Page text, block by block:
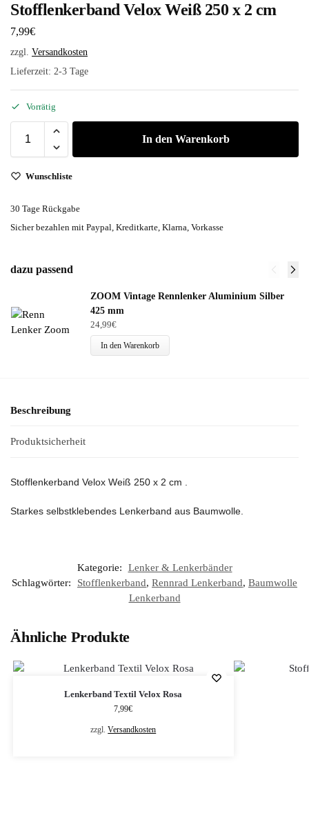
Stofflenkerband Velox Weiß 250 x 2 cm
7,99€
zzgl. Versandkosten
Lieferzeit: 2-3 Tage
Vorrätig
In den Warenkorb
Wunschliste
30 Tage Rückgabe
Sicher bezahlen mit Paypal, Kreditkarte, Klarna, Vorkasse
dazu passend
ZOOM Vintage Rennlenker Aluminium Silber
425 mm
24,99€
In den Warenkorb
Beschreibung
Produktsicherheit
Stofflenkerband Velox Weiß 250 x 2 cm .
Starkes selbstklebendes Lenkerband aus Baumwolle.
Kategorie:
Lenker & Lenkerbänder
Schlagwörter:
Stofflenkerband, Rennrad Lenkerband, Baumwolle
Lenkerband
Ähnliche Produkte
Lenkerband Textil Velox Rosa
7,99€
zzgl.Versandkosten